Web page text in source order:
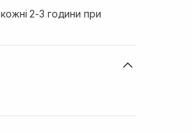
2-3 години при